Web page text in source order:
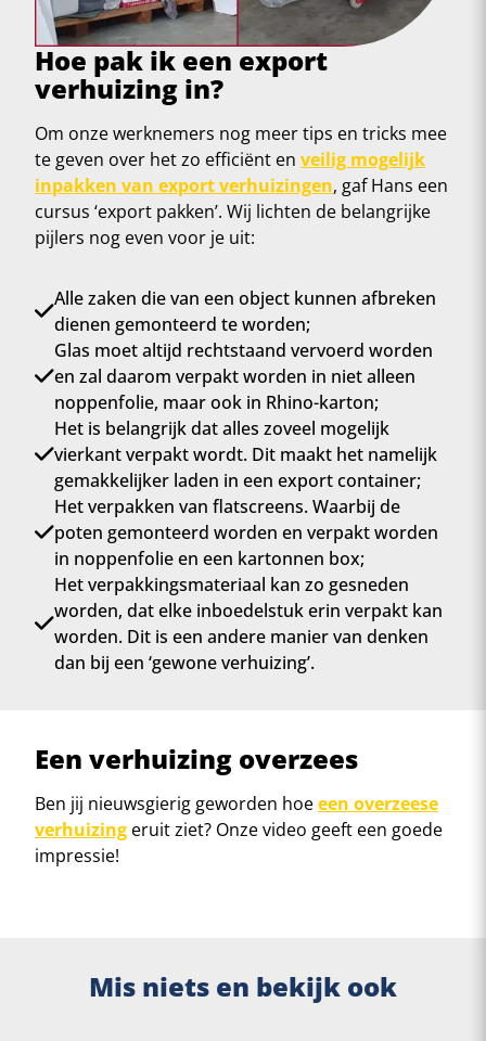
Hoe pak ik een export
verhuizing in?
Om onze werknemers nog meer tips en tricks mee
te geven over het zo efficiënt en veilig mogelijk
inpakken van export verhuizingen, gaf Hans een
cursus ‘export pakken’. Wij lichten de belangrijke
pijlers nog even voor je uit:
Alle zaken die van een object kunnen afbreken
dienen gemonteerd te worden;
Glas moet altijd rechtstaand vervoerd worden
en zal daarom verpakt worden in niet alleen
noppenfolie, maar ook in Rhino-karton;
Het is belangrijk dat alles zoveel mogelijk
vierkant verpakt wordt. Dit maakt het namelijk
gemakkelijker laden in een export container;
Het verpakken van flatscreens. Waarbij de
poten gemonteerd worden en verpakt worden
in noppenfolie en een kartonnen box;
Het verpakkingsmateriaal kan zo gesneden
worden, dat elke inboedelstuk erin verpakt kan
worden. Dit is een andere manier van denken
dan bij een ‘gewone verhuizing’.
Een verhuizing overzees
Ben jij nieuwsgierig geworden hoeeen overzeese
verhuizing eruit ziet? Onze video geeft een goede
impressie!
Mis niets en bekijk ook